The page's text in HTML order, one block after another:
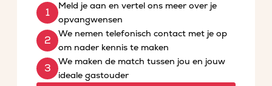
Meld je aan en vertel ons meer over je
opvangwensen
We nemen telefonisch contact met je op
om nader kennis te maken
We maken de match tussen jou en jouw
ideale gastouder